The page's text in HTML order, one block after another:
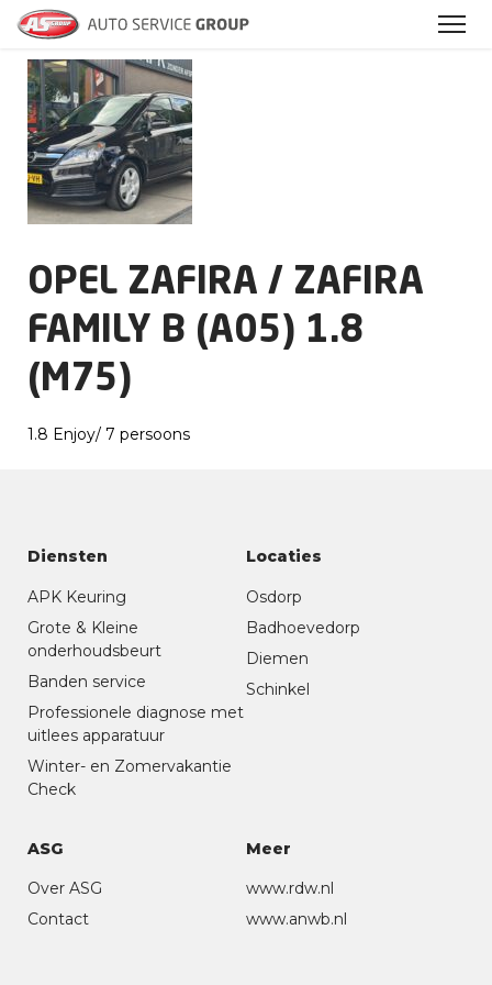
Archieven
OPEL ZAFIRA / ZAFIRA
FAMILY B (A05) 1.8
(M75)
1.8 Enjoy/ 7 persoons
Diensten
APK Keuring
Grote & Kleine
onderhoudsbeurt
Banden service
Professionele diagnose met
uitlees apparatuur
Winter- en Zomervakantie
Check
Locaties
Osdorp
Badhoevedorp
Diemen
Schinkel
ASG
Over ASG
Contact
Meer
www.rdw.nl
www.anwb.nl